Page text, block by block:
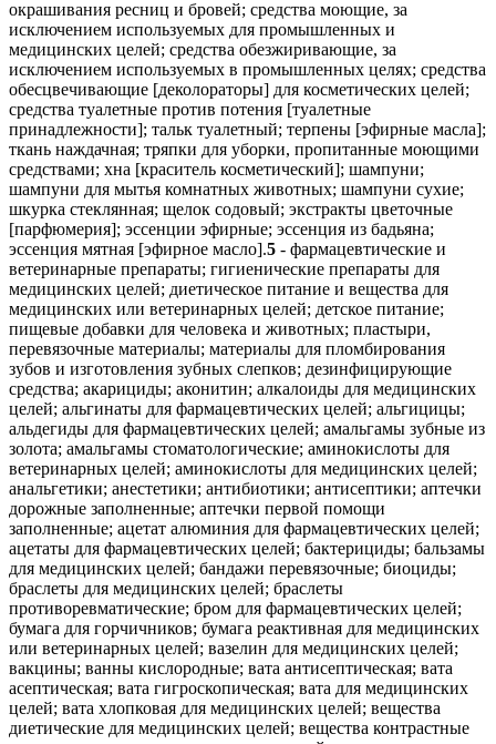
окрашивания ресниц и бровей; средства моющие, за
исключением используемых для промышленных и
медицинских целей; средства обезжиривающие, за
исключением используемых в промышленных целях; средства
обесцвечивающие [деколораторы] для косметических целей;
средства туалетные против потения [туалетные
принадлежности]; тальк туалетный; терпены [эфирные масла];
ткань наждачная; тряпки для уборки, пропитанные моющими
средствами; хна [краситель косметический]; шампуни;
шампуни для мытья комнатных животных; шампуни сухие;
шкурка стеклянная; щелок содовый; экстракты цветочные
[парфюмерия]; эссенции эфирные; эссенция из бадьяна;
эссенция мятная [эфирное масло].5 - фармацевтические и ветеринарные препараты; гигиенические препараты для медицинских целей; диетическое питание и вещества для медицинских или ветеринарных целей; детское питание; пищевые добавки для человека и животных; пластыри, перевязочные материалы; материалы для пломбирования зубов и изготовления зубных слепков; дезинфицирующие средства; акарициды; аконитин; алкалоиды для медицинских целей; альгинаты для фармацевтических целей; альгицицы; альдегиды для фармацевтических целей; амальгамы зубные из золота; амальгамы стоматологические; аминокислоты для ветеринарных целей; аминокислоты для медицинских целей; анальгетики; анестетики; антибиотики; антисептики; аптечки дорожные заполненные; аптечки первой помощи заполненные; ацетат алюминия для фармацевтических целей; ацетаты для фармацевтических целей; бактерициды; бальзамы для медицинских целей; бандажи перевязочные; биоциды; браслеты для медицинских целей; браслеты противоревматические; бром для фармацевтических целей; бумага для горчичников; бумага реактивная для медицинских или ветеринарных целей; вазелин для медицинских целей; вакцины; ванны кислородные; вата антисептическая; вата асептическая; вата гигроскопическая; вата для медицинских целей; вата хлопковая для медицинских целей; вещества диетические для медицинских целей; вещества контрастные радиологические для медицинских целей; вещества питательные для микроорганизмов; вещества радиоактивные для медицинских целей; висмут азотнокислый основной для фармацевтических целей; вода мелиссовая для фармацевтических целей; вода морская для лечебных ванн; воды минеральные для медицинских целей; воды термальные; волокна пищевые; воск формовочный для стоматологических целей; газы для медицинских целей; гваякол для фармацевтических целей; гематоген; гемоглобин; гидрастин; гидрастинин; глицерин для медицинских целей; глицерофосфаты; глюкоза для медицинских целей; горечавка для фармацевтических целей; гормоны для медицинских целей; горчица для фармацевтических целей; горчичники; грязи для ванн; грязи лечебные; гуммигут для медицинских целей; гурьюн-бальзам для медицинских целей; дезодоранты для освежения воздуха; дезодоранты, за исключением предназначенных для человека или животных; дезодораторы для одежды или текстильных изделий; диастаза для медицинских целей; дигиталин; добавки минеральные пищевые; добавки пищевые; добавки пищевые белковые; добавки пищевые для животных; добавки пищевые из альгината; добавки пищевые из глюкозы; добавки пищевые из казеина; добавки пищевые из лецитина; добавки пищевые из масла льняного семени; добавки пищевые из прополиса; добавки пищевые из протеина; добавки пищевые из протеина для животных; добавки пищевые из пчелиного маточного молочка; добавки пищевые из пыльцы растений; добавки пищевые из ростков пшеницы; добавки пищевые из семян льна; добавки пищевые ферментные; дрожжи для фармацевтических целей; желатин для медицинских целей; жир рыбий; изотопы для медицинских целей; йод для фармацевтических целей; йодиды для фармацевтических целей; йодиды щелочных металлов для фармацевтических целей; йодоформ; каломель; камень виннокислый для фармацевтических целей; камень винный для фармацевтических целей; камфора для медицинских целей; капсулы для лекарств; капсулы для фармацевтических целей; карандаши гемостатические; карандаши для лечения бородавок; карандаши каустические; карандаши от головной боли; карбонил [противопаразитарное средство]; каустики для фармацевтических целей; кашу для фармацевтических целей; квассия для медицинских целей; квебрахо для медицинских целей; кислород для медицинских целей; кислота галловая для фармацевтических целей; кислоты для фармацевтических целей; клеи для зубных протезов; клетки стволовые для ветеринарных целей; клетки стволовые для медицинских целей; коллодий для фармацевтических целей; кольца противомозольные для ног; кольца противоревматические; конфеты лекарственные; кора ангустура для медицинских целей; кора деревьев для фармацевтических целей; кора кедрового дерева, используемая в качестве репеллента; кора кондураговая для медицинских целей; кора кротоновая; кора мангрового дерева для фармацевтических целей; кора миробалана для фармацевтических целей; кора хинного дерева для медицинских целей; корни лекарственные; корни ревеня для фармацевтических целей; корпия для медицинских целей; крахмал для диетических или фармацевтических целей; креозот для фармацевтических целей; кровь для медицинских целей; культуры микроорганизмов для медицинских или ветеринарных целей; кураре; лаки для зубов; лакричник для фармацевтических целей; лактоза для фармацевтических целей; леденцы лекарственные; лейкопластыри; лекарства от запоров; ленты клейкие для медицинских целей; лецитин для медицинских целей; лосьоны для ветеринарных целей; лосьоны для собак; лосьоны для фармацевтических целей; люпулин для фармацевтических целей; магнезия для фармацевтических целей; мази; мази для фармацевтических целей; мази от солнечных ожогов; мази ртутные; мази, предохраняющие от обморожения, для фармацевтических целей; марля для перевязок; масла лекарственные; масло горчичное для медицинских целей; масло камфорное для медицинских целей; масло касторовое для медицинских целей; масло терпентинное для фармацевтических целей; масло укропное для медицинских целей; мастики для зубов; материалы абразивные стоматологические; материалы для зубных слепков; материалы перевязочные медицинские; материалы хирургические перевязочные; медикаменты; медикаменты для ветеринарных целей; медикаменты для серотерапии; медикаменты для человека; медикаменты стоматологические; ментол; микстуры; молескин для медицинских целей; молоко миндальное для фармацевтических целей; молочко маточное пчелиное для фармацевтических целей; молочные ферменты для фармацевтических целей; мох ирландский для медицинских целей; мука для фармацевтических целей; мука из льняного семени для фармацевтических целей; мука рыбная для фармацевтических целей; мухоловки клейкие; мята для фармацевтических целей; напитки диетические для медицинских целей; напитки из солодового молока для медицинских целей; настои лекарственные; настойка йода; настойка эвкалипта для фармацевтических целей; настойки для медицинских целей; оподельдок; отвары для фармацевтических целей; ошейники противопаразитарные для животных; палочки лакричные для фармацевтических целей; палочки серные [дезинфицирующие средства]; пастилки для фармацевтических целей; пектины для фармацевтических целей; пепсины для фармацевтических целей; пептоны для фармацевтических целей; пероксид водорода для медицинских целей; плазма крови; повязки глазные, используемые в медицинских целях; повязки для горячих компрессов; повязки для компрессов; повязки наплечные хирургические; подгузники [детские пеленки]; подгузники для домашних животных; подушечки мозольные; подушечки, используемые при кормлении грудью; помады медицинские; порошок из шпанских мушек; порошок пиретрума; препараты антидиуретические; препараты бактериальные для медицинских и ветеринарных целей; препараты бактериологические для медицинских или ветеринарных целей; препараты бальзамические для медицинских целей; препараты белковые для медицинских целей; препараты биологические для ветеринарных целей; препараты биологические для медицинских целей; препараты висмута для фармацевтических целей; препараты витаминные; препараты диагностические для медицинских целей; препараты для ванн лечебные; препараты для лечения геморроя; препараты для лечения костных мозолей; препараты для облегчения прорезывания зубов; препараты для обработки ожогов; препараты для окуривания медицинские; препараты для органотерапии; препараты для очистки воздуха; препараты для промывания глаз; препараты для расширения бронхов; препараты для стерилизации почвы; препараты для удаления мозолей; препараты для удаления перхоти фармацевтические; препараты для ухода за кожей фармацевтические; препараты для чистки контактных линз; препараты известковые для фармацевтических целей; препараты лекарственные для ванн; препараты медицинские для роста волос; препараты противоспоровые; препараты с алоэ вера для фармацевтических целей; препараты с микроэлементами для человека или животных; препараты сульфамидные [лекарственные препараты]; препараты фармацевтические от солнечных ожогов; препараты ферментативные для ветеринарных целей; препараты ферментативные для медицинских целей; препараты химико-фармацевтические; препараты химические для ветеринарных целей; препараты химические для диагностики беременности; препараты химические для медицинских целей; препараты химические для фармацевтических целей; препараты, используемые при обморожении; примочки глазные; примочки свинцовые; проводники химические для электрокардиографических электродов; продукты белковые пищевые для медицинских целей; продукты диетические пищевые для медицинских целей; продукты обработки хлебных злаков побочные для диетических и медицинских целей; прополис для фармацевтических целей; пудра жемчужная для медицинских целей; радий для медицинских целей; раствор хлораля водный для фармацевтических целей; растворители для удаления лейкопластырей; растворы для контактных линз; реактивы химические для медицинских или ветеринарных целей; резина для медицинских целей; резина для стоматологических целей; резинка жевательная для медицинских целей; салфетки, пропитанные лекарственными средствами; сассапариль для медицинских целей; сахар для медицинских целей; сбор чайный противоастматический; семя льняное для фармацевтических целей; сиккативы [вещества для ускорения высыхания] для медицинских целей; сиропы для фармацевтических целей; скипидар для фармацевтических целей; смазки для медицинских целей; смеси молочные сухие для детского питания; сода питьевая для фармацевтических целей; соли для ванн для медицинских целей; соли для ванн из минеральных вод; соли для медицинских целей; соли калия для медицинских целей; соли натрия для медицинских целей; соли, входящие в состав минеральных вод; солод для фармацевтических цел